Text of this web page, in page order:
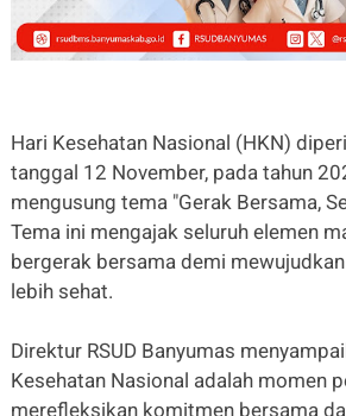
Hari Kesehatan Nasional (HKN)
tanggal 12 November, pada tahun
mengusung tema "Gerak Bersama,
Tema ini mengajak seluruh elemen
bergerak bersama demi
lebih sehat.
Direktur RSUD Banyumas
Kesehatan Nasional adalah momen
merefleksikan komitmen bersama